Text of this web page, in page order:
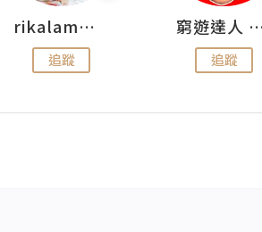
rikalammm
追蹤
窮遊達人
追蹤